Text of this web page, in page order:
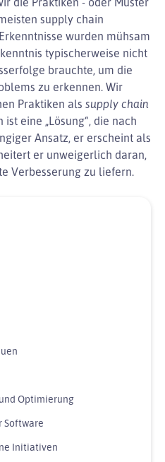
supply chain
wurden mühsam
typischerweise nicht
brauchte, um die
zu erkennen. Wir
Praktiken als supply chain
ist eine „Lösung“, die nach
Ansatz, er erscheint als
er unweigerlich daran,
Verbesserung zu liefern.
Optimierung
Software
Initiativen